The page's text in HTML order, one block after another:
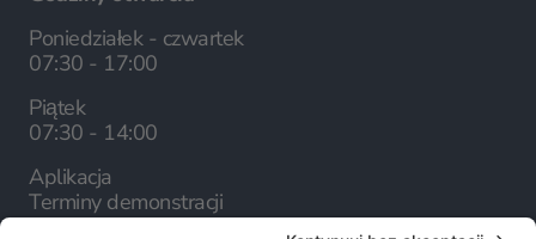
Poniedziałek - czwartek
07:30 - 17:00
Piątek
07:30 - 14:00
Aplikacja
Terminy demonstracji